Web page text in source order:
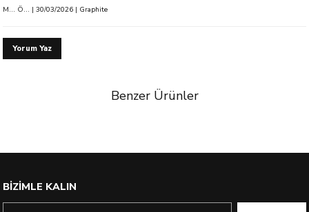
M... Ö... | 30/03/2026 | Graphite
Yorum Yaz
Benzer Ürünler
BİZİMLE KALIN